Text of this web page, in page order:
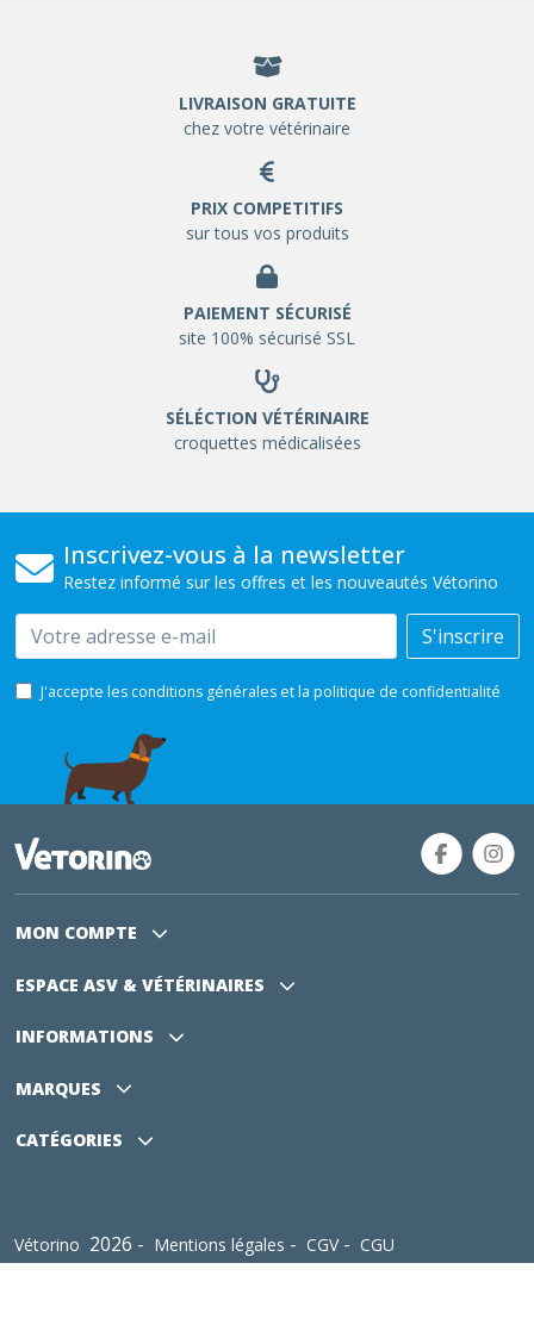
LIVRAISON GRATUITE
chez votre vétérinaire
PRIX COMPETITIFS
sur tous vos produits
PAIEMENT SÉCURISÉ
site 100% sécurisé SSL
SÉLÉCTION VÉTÉRINAIRE
croquettes médicalisées
Inscrivez-vous à la newsletter
Restez informé sur les offres et les nouveautés Vétorino
Email S'inscrire
J'accepte les conditions générales et la politique de confidentialité
MON COMPTE
ESPACE ASV & VÉTÉRINAIRES
INFORMATIONS
MARQUES
CATÉGORIES
Vétorino 2026 - Mentions légales - CGV- CGU